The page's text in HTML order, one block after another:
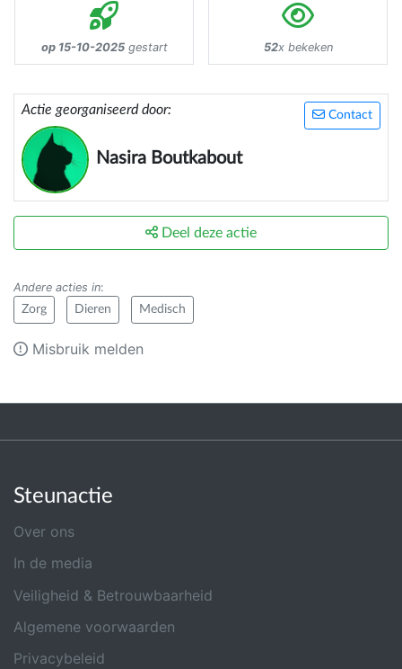
op 15-10-2025gestart 52x bekeken
Contact
Actie georganiseerd door:
Nasira Boutkabout
Deel deze actie
Andere acties in:
Zorg Dieren Medisch
Misbruik melden
Steunactie
Over ons
In de media
Veiligheid & Betrouwbaarheid
Algemene voorwaarden
Privacybeleid